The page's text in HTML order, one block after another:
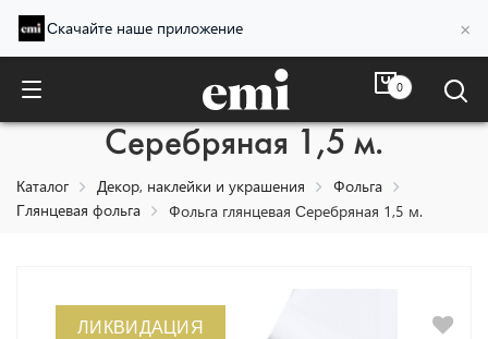
Скачайте наше приложение ×
0
Фольга глянцевая
Серебряная 1,5 м.
Каталог Декор, наклейки и украшения
Фольга
Глянцевая фольга
Фольга глянцевая Серебряная 1,5 м.
ЛИКВИДАЦИЯ